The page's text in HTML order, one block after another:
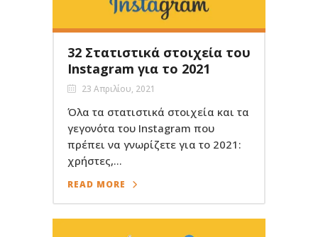
32 Στατιστικά στοιχεία του
Instagram για το 2021
23 Απριλίου, 2021
Όλα τα στατιστικά στοιχεία και τα
γεγονότα του Instagram που
πρέπει να γνωρίζετε για το 2021:
χρήστες,...
READ MORE